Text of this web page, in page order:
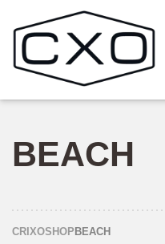
BEACH
CRIXOSHOP BEACH